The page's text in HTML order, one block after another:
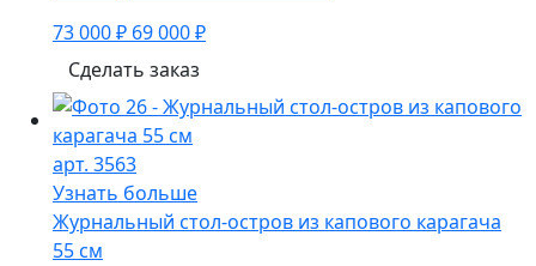
73 000 ₽ 69 000 ₽
Сделать заказ
арт. 3563
Узнать больше
Журнальный стол-остров из капового карагача
55 см